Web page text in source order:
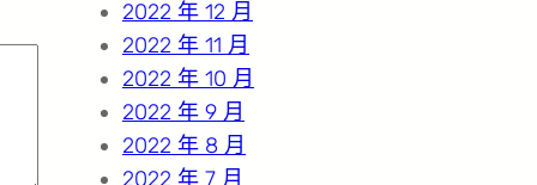
2022 年 12 月
2022 年 11 月
2022 年 10 月
2022 年 9 月
2022 年 8 月
2022 年 7 月